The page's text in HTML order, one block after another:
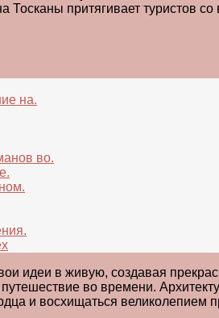
притягивает туристов
на.
во.
идеи в живую, создавая
во времени.
и восхищаться великолепием